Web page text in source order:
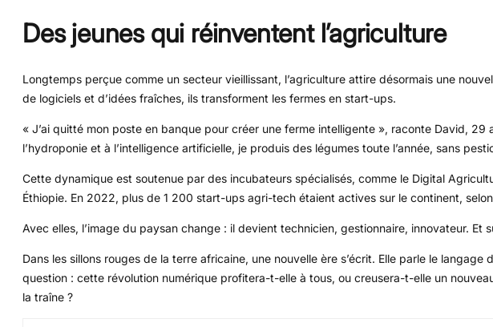
Des jeunes qui réinventent l’agriculture
Longtemps perçue comme un secteur vieillissant, l’agriculture attire désormais une
de logiciels et d’idées fraîches, ils transforment les fermes en start-ups.
« J’ai quitté mon poste en banque pour créer une ferme intelligente », raconte David, 29
l’hydroponie et à l’intelligence artificielle, je produis des légumes toute l’année, sans
Cette dynamique est soutenue par des incubateurs spécialisés, comme le Digital
Éthiopie. En 2022, plus de 1 200 start-ups agri-tech étaient actives sur le continent,
Avec elles, l’image du paysan change : il devient technicien, gestionnaire, innovateur. Et
Dans les sillons rouges de la terre africaine, une nouvelle ère s’écrit. Elle parle le
question : cette révolution numérique profitera-t-elle à tous, ou creusera-t-elle un
la traîne ?